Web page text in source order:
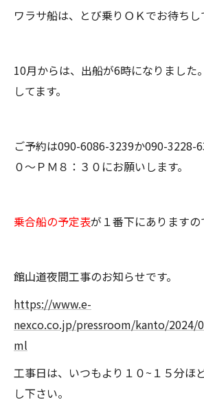
ワラサ船は、とび乗りＯＫでお待ちし
10月からは、出船が6時になりました
してます。
ご予約は090-6086-3239か090-3228-
０～ＰＭ８：３０にお願いします。
乗合船の予定表が１番下にありますの
館山道夜間工事のお知らせです。
https://www.e-
nexco.co.jp/pressroom/kanto/2024/
ml
工事日は、いつもより１０~１５分ほ
し下さい。